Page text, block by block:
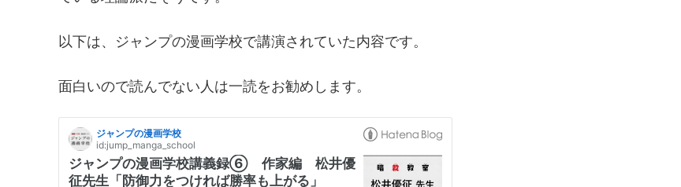
以下は、ジャンプの漫画学校で講演されていた内容です。
面白いので読んでない人は一読をお勧めします。